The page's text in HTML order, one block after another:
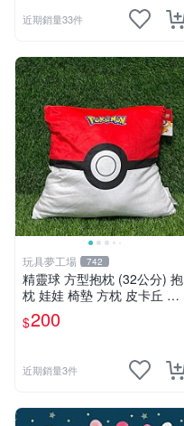
近期銷量33件
玩具夢工場 742
精靈球 方型抱枕 (32公分) 抱
枕 娃娃 椅墊 方枕 皮卡丘 神
奇寶貝 寶可夢
$200
近期銷量3件